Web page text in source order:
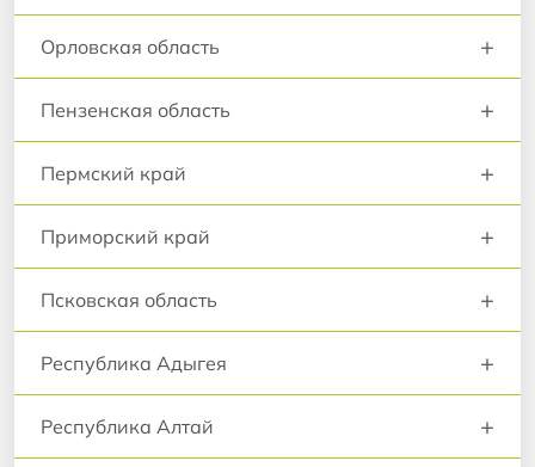
Орловская область +
Пензенская область +
Пермский край +
Приморский край +
Псковская область +
Республика Адыгея +
Республика Алтай +